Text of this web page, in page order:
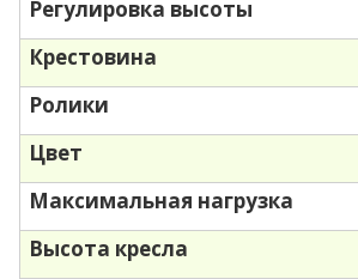
Регулировка высоты
Крестовина
Ролики
Цвет
Максимальная нагрузка
Высота кресла